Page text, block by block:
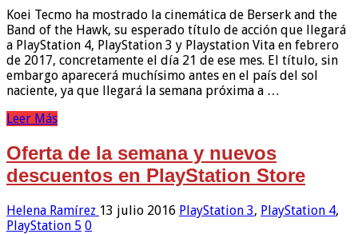
Koei Tecmo ha mostrado la cinemática de Berserk and the
Band of the Hawk, su esperado título de acción que llegará
a PlayStation 4, PlayStation 3 y Playstation Vita en febrero
de 2017, concretamente el día 21 de ese mes. El título, sin
embargo aparecerá muchísimo antes en el país del sol
naciente, ya que llegará la semana próxima a …
Leer Más
Oferta de la semana y nuevos
descuentos en PlayStation Store
Helena Ramírez 13 julio 2016 PlayStation 3, PlayStation 4,
PlayStation 5 0